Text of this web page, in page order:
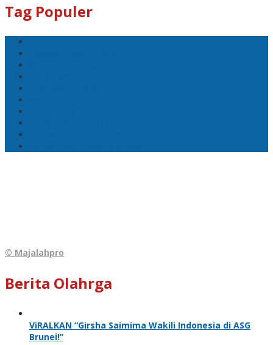
Tag Populer
© Majalahpro
Berita Olahrga
ViRALKAN “Girsha Saimima Wakili Indonesia di ASG
Brunei!”